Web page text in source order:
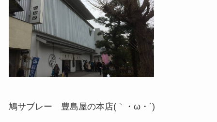
鳩サブレー 豊島屋の本店(｀・ω・´)